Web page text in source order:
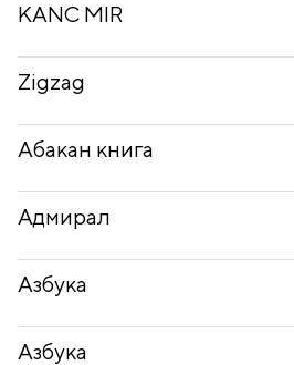
KANC MIR
Zigzag
Абакан книга
Адмирал
Азбука
Азбука